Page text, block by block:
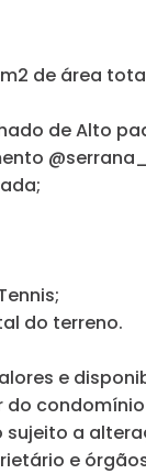
de área
de Alto
do terreno.
e
condomínio
sujeito a
e